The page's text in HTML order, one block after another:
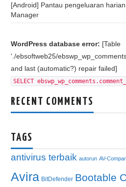
[Android] Pantau pengeluaran
Manager
WordPress database error: [Table
'./ebsoftweb25/
and last (automatic?) repair failed]
SELECT
RECENT COMMENTS
TAGS
antivirus terbaik autorun AV-
Avira BitDefender Bootable